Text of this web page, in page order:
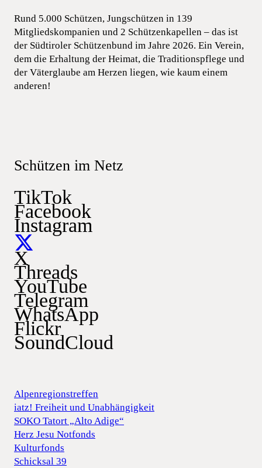
Rund 5.000 Schützen, Jungschützen in 139
Mitgliedskompanien und 2 Schützenkapellen – das ist
der Südtiroler Schützenbund im Jahre 2026. Ein Verein,
dem die Erhaltung der Heimat, die Traditionspflege und
der Väterglaube am Herzen liegen, wie kaum einem
anderen!
Schützen im Netz
TikTok
Facebook
Instagram
X
Threads
YouTube
Telegram
WhatsApp
Flickr
SoundCloud
Alpenregionstreffen
iatz! Freiheit und Unabhängigkeit
SOKO Tatort „Alto Adige“
Herz Jesu Notfonds
Kulturfonds
Schicksal 39